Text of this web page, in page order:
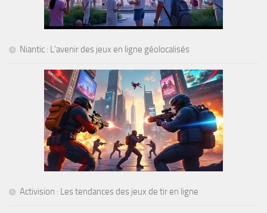
Niantic : L’avenir des jeux en ligne géolocalisés
Activision : Les tendances des jeux de tir en ligne